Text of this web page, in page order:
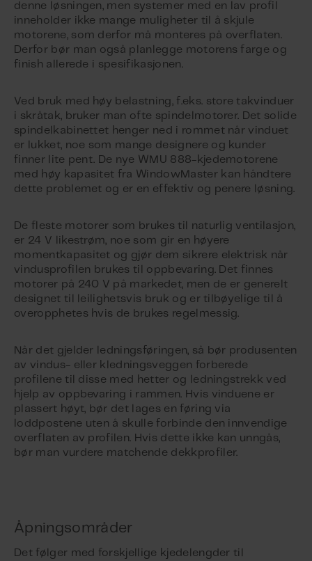
denne løsningen, men systemer med en lav profil
inneholder ikke mange muligheter til å skjule
motorene, som derfor må monteres på overflaten.
Derfor bør man også planlegge motorens farge og
finish allerede i spesifikasjonen.
Ved bruk med høy belastning, f.eks. store takvinduer
i skråtak, bruker man ofte spindelmotorer. Det solide
spindelkabinettet henger ned i rommet når vinduet
er lukket, noe som mange designere og kunder
finner lite pent. De nye WMU 888-kjedemotorene
med høy kapasitet fra WindowMaster kan håndtere
dette problemet og er en effektiv og penere løsning.
De fleste motorer som brukes til naturlig ventilasjon,
er 24 V likestrøm, noe som gir en høyere
momentkapasitet og gjør dem sikrere elektrisk når
vindusprofilen brukes til oppbevaring. Det finnes
motorer på 240 V på markedet, men de er generelt
designet til leilighetsvis bruk og er tilbøyelige til å
overopphetes hvis de brukes regelmessig.
Når det gjelder ledningsføringen, så bør produsenten
av vindus- eller kledningsveggen forberede
profilene til disse med hetter og ledningstrekk ved
hjelp av oppbevaring i rammen. Hvis vinduene er
plassert høyt, bør det lages en føring via
loddpostene uten å skulle forbinde den innvendige
overflaten av profilen. Hvis dette ikke kan unngås,
bør man vurdere matchende dekkprofiler.
Åpningsområder
Det følger med forskjellige kjedelengder til